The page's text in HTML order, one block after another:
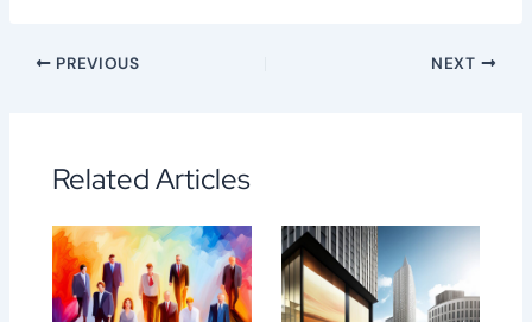
PREVIOUS NEXT
Related Articles